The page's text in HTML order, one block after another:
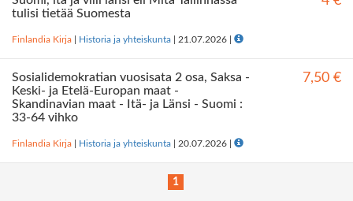
tulisi tietää Suomesta
Finlandia Kirja Historia ja yhteiskunta 21.07.2026
Sosialidemokratian vuosisata 2 osa, Saksa -
Keski- ja Etelä-Europan maat -
Skandinavian maat - Itä- ja Länsi - Suomi :
33-64 vihko
7,50 €
Finlandia Kirja Historia ja yhteiskunta 20.07.2026
1